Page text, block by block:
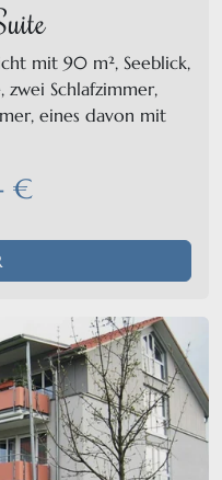
mit 90 m², Seeblick,
zwei Schlafzimmer,
eines davon mit
€